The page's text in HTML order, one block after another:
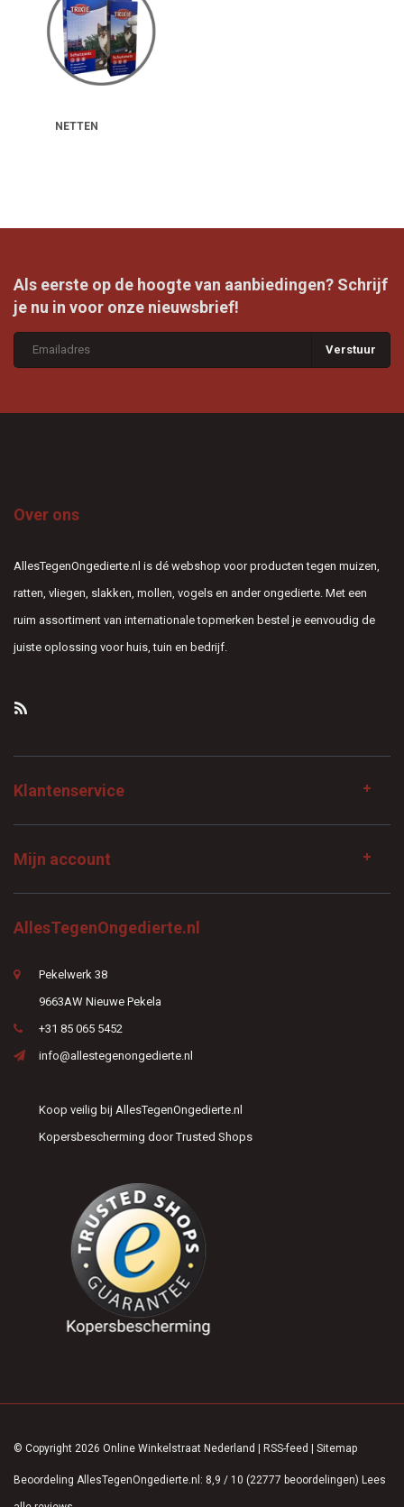
NETTEN
Als eerste op de hoogte van aanbiedingen? Schrijf
je nu in voor onze nieuwsbrief!
Verstuur
Over ons
AllesTegenOngedierte.nl is dé webshop voor producten tegen muizen,
ratten, vliegen, slakken, mollen, vogels en ander ongedierte. Met een
ruim assortiment van internationale topmerken bestel je eenvoudig de
juiste oplossing voor huis, tuin en bedrijf.
Klantenservice
Mijn account
AllesTegenOngedierte.nl
Pekelwerk 38
9663AW Nieuwe Pekela
+31 85 065 5452
info@allestegenongedierte.nl
Koop veilig bij AllesTegenOngedierte.nl
Kopersbescherming door Trusted Shops
© Copyright 2026 Online Winkelstraat Nederland RSS-feed Sitemap
Beoordeling AllesTegenOngedierte.nl : 8,9 / 10 (22777 beoordelingen) Lees